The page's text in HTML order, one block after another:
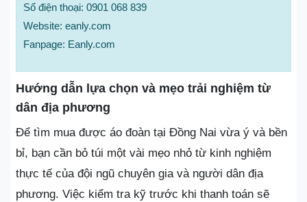
Số điện thoại: 0901 068 839
Website: eanly.com
Fanpage: Eanly.com
Hướng dẫn lựa chọn và mẹo trải nghiệm từ
dân địa phương
Để tìm mua được áo đoàn tại Đồng Nai vừa ý và bền
bỉ, bạn cần bỏ túi một vài mẹo nhỏ từ kinh nghiệm
thực tế của đội ngũ chuyên gia và người dân địa
phương. Việc kiểm tra kỹ trước khi thanh toán sẽ